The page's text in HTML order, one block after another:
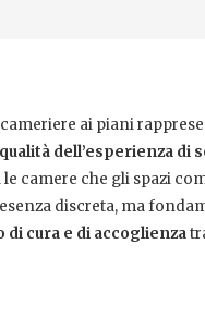
ai piani
dell’esperienza di
camere che gli spazi
discreta, ma
di cura e di accoglienza